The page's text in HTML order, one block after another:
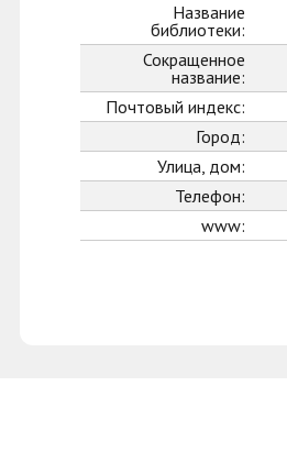
Название
библиотеки:
Сокращенное
название:
Почтовый индекс:
Город:
Улица, дом:
Телефон:
www: